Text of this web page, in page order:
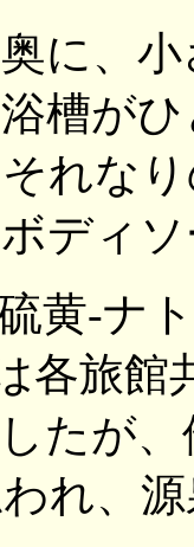
に、
槽が
れな
ディ
黄-ナ
各旅
たが
れ、